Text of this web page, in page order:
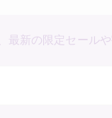
最新の限定セール